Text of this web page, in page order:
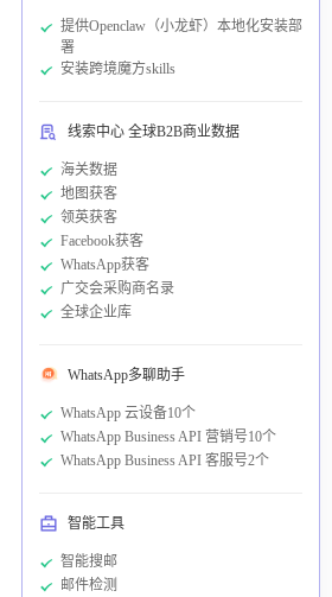
提供Openclaw（小龙虾）本地化安装部
署
安装跨境魔方skills
线索中心 全球B2B商业数据
海关数据
地图获客
领英获客
Facebook获客
WhatsApp获客
广交会采购商名录
全球企业库
WhatsApp多聊助手
WhatsApp 云设备10个
WhatsApp Business API 营销号10个
WhatsApp Business API 客服号2个
智能工具
智能搜邮
邮件检测